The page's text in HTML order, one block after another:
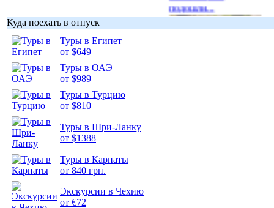
Куда поехать в отпуск
Туры в Египет
от $649
Туры в ОАЭ
от $989
Туры в Турцию
от $810
Туры в Шри-Ланку
от $1388
Туры в Карпаты
от 840 грн.
Экскурсии в Чехию
от €72